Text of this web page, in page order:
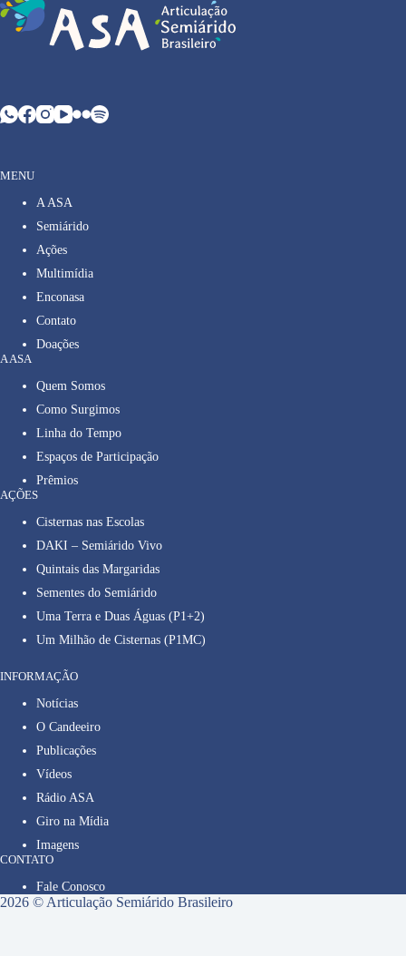
MENU
A ASA
Semiárido
Ações
Multimídia
Enconasa
Contato
Doações
A ASA
Quem Somos
Como Surgimos
Linha do Tempo
Espaços de Participação
Prêmios
AÇÕES
Cisternas nas Escolas
DAKI – Semiárido Vivo
Quintais das Margaridas
Sementes do Semiárido
Uma Terra e Duas Águas (P1+2)
Um Milhão de Cisternas (P1MC)
INFORMAÇÃO
Notícias
O Candeeiro
Publicações
Vídeos
Rádio ASA
Giro na Mídia
Imagens
CONTATO
Fale Conosco
2026 © Articulação Semiárido Brasileiro